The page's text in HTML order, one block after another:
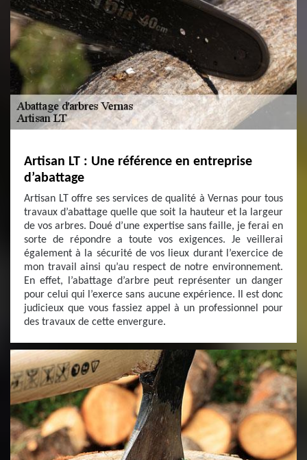
Artisan LT : Une référence en entreprise
d’abattage
Artisan LT offre ses services de qualité à Vernas pour tous
travaux d’abattage quelle que soit la hauteur et la largeur
de vos arbres. Doué d’une expertise sans faille, je ferai en
sorte de répondre a toute vos exigences. Je veillerai
également à la sécurité de vos lieux durant l’exercice de
mon travail ainsi qu’au respect de notre environnement.
En effet, l’abattage d’arbre peut représenter un danger
pour celui qui l’exerce sans aucune expérience. Il est donc
judicieux que vous fassiez appel à un professionnel pour
des travaux de cette envergure.